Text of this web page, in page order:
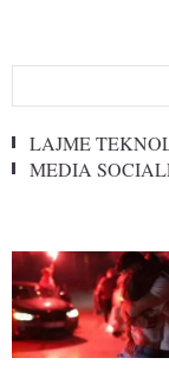
LAJME
MEDIA